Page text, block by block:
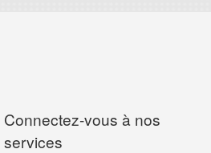
Connectez-vous à nos
services